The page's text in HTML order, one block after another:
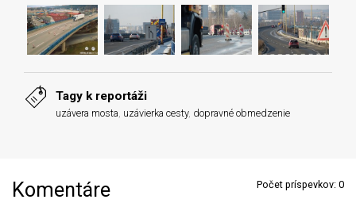
Tagy k reportáži
uzávera mosta, uzávierka cesty, dopravné obmedzenie
Komentáre Počet príspevkov: 0